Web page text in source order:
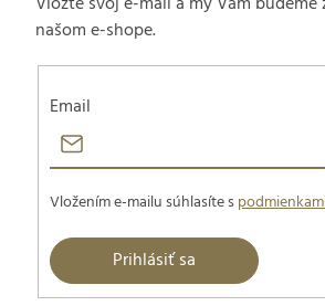
našom e-shope.
Email
Vložením e-mailu súhlasíte s
Prihlásiť sa